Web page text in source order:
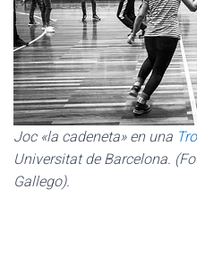
Joc «la cadeneta» en una
Universitat de Barcelona.
Gallego).